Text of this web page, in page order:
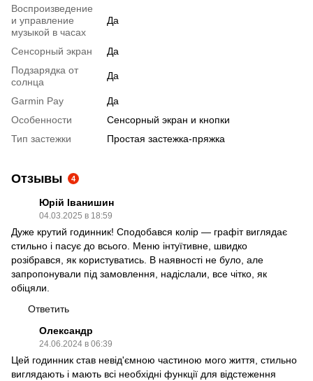
Воспроизведение
и управление
музыкой в часах
Да
Сенсорный экран
Да
Подзарядка от
солнца
Да
Garmin Pay
Да
Особенности
Сенсорный экран и кнопки
Тип застежки
Простая застежка-пряжка
Отзывы 4
Юрій Іванишин
04.03.2025 в 18:59
Дуже крутий годинник! Сподобався колір — графіт виглядає
стильно і пасує до всього. Меню інтуїтивне, швидко
розібрався, як користуватись. В наявності не було, але
запропонували під замовлення, надіслали, все чітко, як
обіцяли.
Ответить
Олександр
24.06.2024 в 06:39
Цей годинник став невід'ємною частиною мого життя, стильно
виглядають і мають всі необхідні функції для відстеження